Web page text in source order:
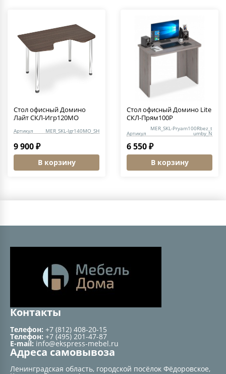
Стол офисный Домино
Лайт СКЛ-Игр120МО
Артикул MER_SKL-Igr140MO_SH
9 900 ₽
В корзину
Стол офисный Домино Lite
СКЛ-Прям100Р
Артикул
MER_SKL-Pryam100Rbez_t
umby_N
6 550 ₽
В корзину
Контакты
Телефон: +7 (812) 408-20-15
Телефон: +7 (495) 201-47-87
E-mail: info@ekspress-mebel.ru
Адреса самовывоза
Ленинградская область, городской посёлок Фёдоровское,